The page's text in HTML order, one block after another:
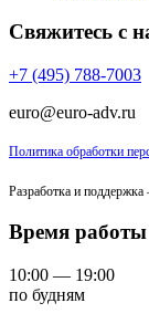
Свяжитесь с
+7 (495) 788-7003
euro@euro-adv.ru
Политика обработки
Разработка и
Время
10:00 — 19:00
по будням